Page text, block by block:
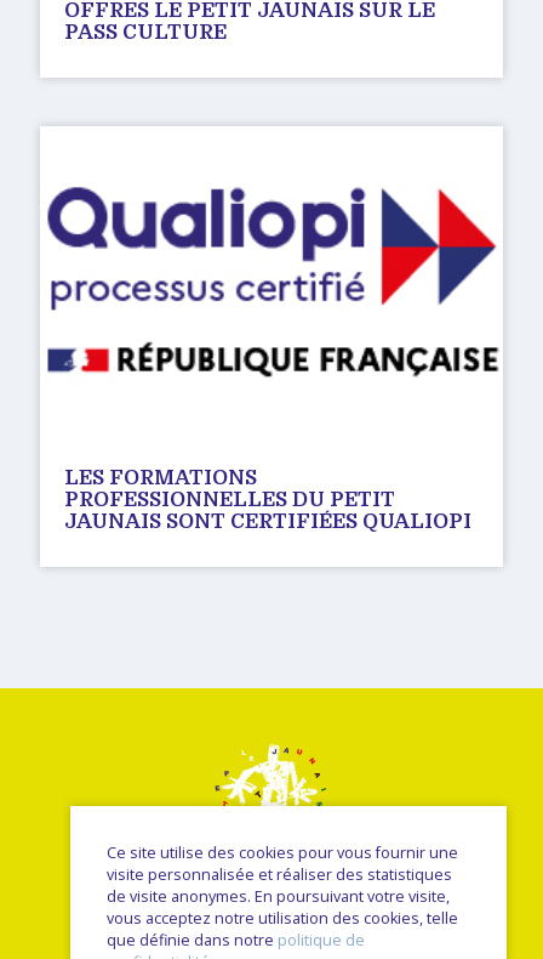
OFFRES LE PETIT JAUNAIS SUR LE
PASS CULTURE
LES FORMATIONS
PROFESSIONNELLES DU PETIT
JAUNAIS SONT CERTIFIÉES QUALIOPI
© Le petit jaunais - Nancy Sulmont 2026
une réalisation Sitedit
Ce site utilise des cookies pour vous fournir une
visite personnalisée et réaliser des statistiques
de visite anonymes. En poursuivant votre visite,
vous acceptez notre utilisation des cookies, telle
que définie dans notre politique de